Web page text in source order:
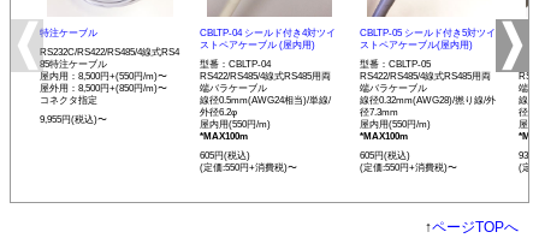
特注ケーブル
RS232C/RS422/RS485/4線式RS4
85特注ケーブル
屋内用：8,500円+(550円/m)〜
屋外用：8,500円+(850円/m)〜
コネクタ指定
9,955円(税込)〜
CBLTP-04 シールド付き4対ツイ
ストペアケーブル (屋内用)
型番：CBLTP-04
RS422/RS485/4線式RS485用両
端バラケーブル
線径0.5mm(AWG24相当)/単線/
外径6.2φ
屋内用(550円/m)
*MAX100m
605円(税込)
(定価:550円+消費税)〜
CBLTP-05 シールド付き5対ツイ
ストペアケーブル(屋内用)
型番：CBLTP-05
RS422/RS485/4線式RS485用両
端バラケーブル
線径0.32mm(AWG28)/撚り線/外
径7.3mm
屋内用(550円/m)
*MAX100m
605円(税込)
(定価:550円+消費税)〜
イ
端
線
径
屋
935
(定
↑ページTOPへ